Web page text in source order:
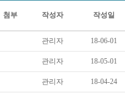
첨부 작성자 작성일
관리자 18-06-01
관리자 18-05-01
관리자 18-04-24